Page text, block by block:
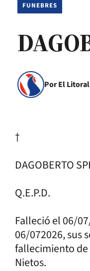
FUNEBRES
Por El Litoral
†
DAGOBERTO
Q.E.P.D.
Falleció el 06/
06/072026, sus
fallecimiento de
Nietos.